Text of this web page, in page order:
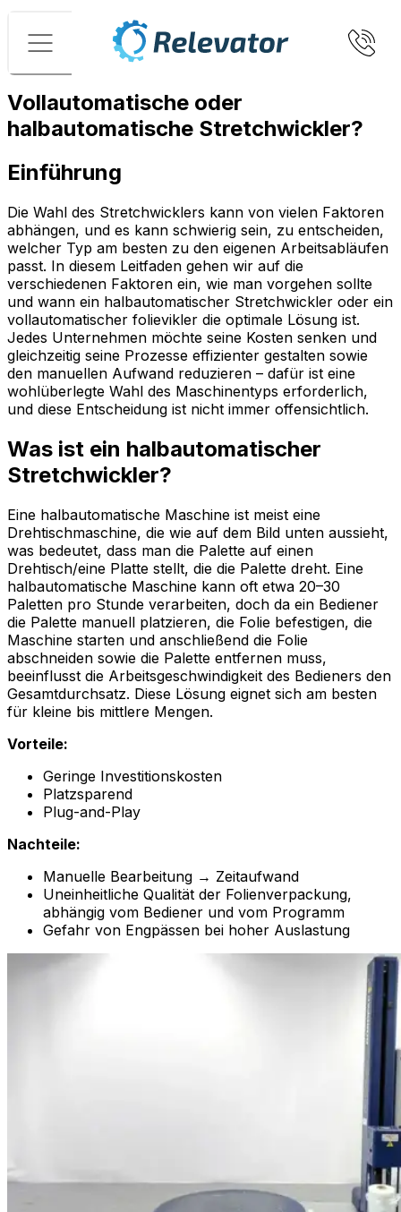
Menü
Vollautomatische oder
halbautomatische Stretchwickler?
Einführung
Die Wahl des Stretchwicklers kann von vielen Faktoren
abhängen, und es kann schwierig sein, zu entscheiden,
welcher Typ am besten zu den eigenen Arbeitsabläufen
passt. In diesem Leitfaden gehen wir auf die
verschiedenen Faktoren ein, wie man vorgehen sollte
und wann ein halbautomatischer Stretchwickler oder ein
vollautomatischer folievikler die optimale Lösung ist.
Jedes Unternehmen möchte seine Kosten senken und
gleichzeitig seine Prozesse effizienter gestalten sowie
den manuellen Aufwand reduzieren – dafür ist eine
wohlüberlegte Wahl des Maschinentyps erforderlich,
und diese Entscheidung ist nicht immer offensichtlich.
Was ist ein halbautomatischer
Stretchwickler?
Eine halbautomatische Maschine ist meist eine
Drehtischmaschine, die wie auf dem Bild unten aussieht,
was bedeutet, dass man die Palette auf einen
Drehtisch/eine Platte stellt, die die Palette dreht. Eine
halbautomatische Maschine kann oft etwa 20–30
Paletten pro Stunde verarbeiten, doch da ein Bediener
die Palette manuell platzieren, die Folie befestigen, die
Maschine starten und anschließend die Folie
abschneiden sowie die Palette entfernen muss,
beeinflusst die Arbeitsgeschwindigkeit des Bedieners den
Gesamtdurchsatz. Diese Lösung eignet sich am besten
für kleine bis mittlere Mengen.
Vorteile:
Geringe Investitionskosten
Platzsparend
Plug-and-Play
Nachteile:
Manuelle Bearbeitung → Zeitaufwand
Uneinheitliche Qualität der Folienverpackung,
abhängig vom Bediener und vom Programm
Gefahr von Engpässen bei hoher Auslastung